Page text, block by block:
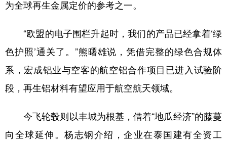
为全球再生金属定价的参考之一。
“欧盟的电子围栏升起时，我们的产品已经拿着‘绿
色护照’通关了。”熊曙雄说，凭借完整的绿色合规体
系，宏成铝业与空客的航空铝合作项目已进入试验阶
段，再生铝材料有望应用于航空航天领域。
今飞轮毂则以丰城为根基，借着“地瓜经济”的藤蔓
向全球延伸。杨志钢介绍，企业在泰国建有全资工